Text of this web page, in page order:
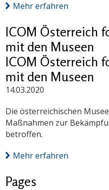
Mehr erfahren
ICOM Österreich
mit den Museen
ICOM Österreich
mit den Museen
14.03.2020
Die österreichischen
Maßnahmen zur
betroffen.
Mehr erfahren
Pages